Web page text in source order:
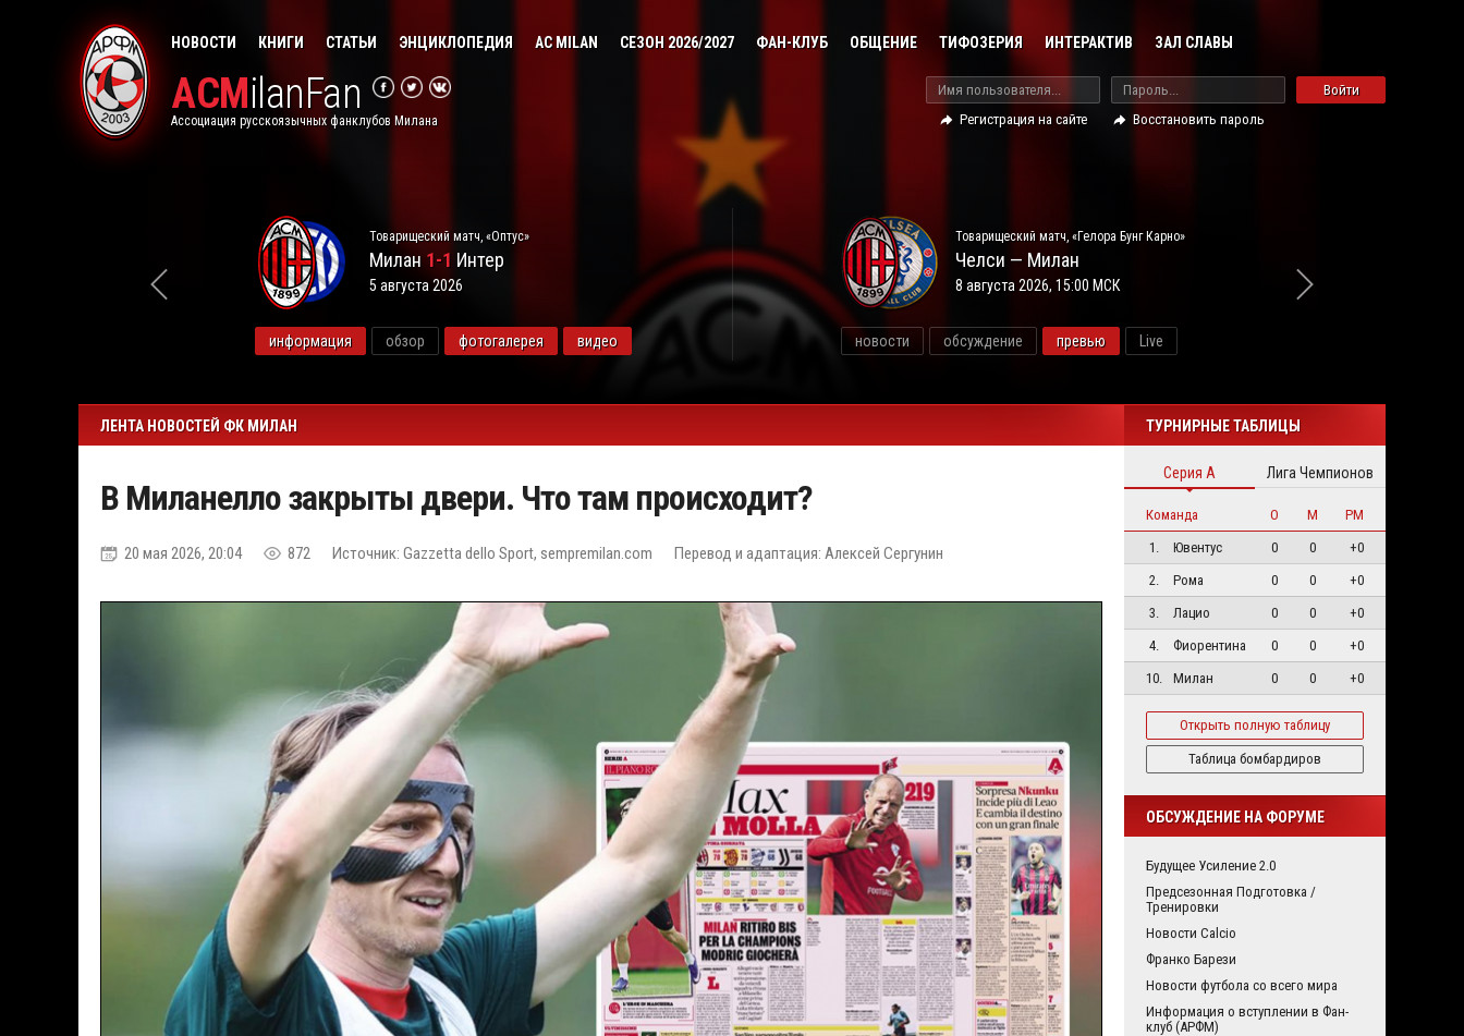
НОВОСТИ КНИГИ СТАТЬИ ЭНЦИКЛОПЕДИЯ AC MILAN СЕЗОН 2026/2027 ФАН-КЛУБ ОБЩЕНИЕ ТИФОЗЕРИЯ ИНТЕРАКТИВ ЗАЛ СЛАВЫ
ACMilanFan
Ассоциация русскоязычных фанклубов Милана
Войти
Регистрация на сайте
Восстановить пароль
Товарищеский матч, «Оптус»
Милан 1-1 Интер
5 августа 2026
информация обзор фотогалерея видео
Товарищеский матч, «Гелора Бунг Карно»
Челси — Милан
8 августа 2026, 15:00 МСК
новости обсуждение превью Live
ЛЕНТА НОВОСТЕЙ ФК МИЛАН
В Миланелло закрыты двери. Что там происходит?
20 мая 2026, 20:04 872 Источник: Gazzetta dello Sport, sempremilan.com Перевод и адаптация: Алексей Сергунин
ТУРНИРНЫЕ ТАБЛИЦЫ
Серия А Лига Чемпионов
Команда О М
РМ
1.
Ювентус 0 0
+0
2.
Рома 0 0
+0
3.
Лацио 0 0
+0
4.
Фиорентина 0 0
+0
10.
Милан 0 0 +0
Открыть полную таблицу
Таблица бомбардиров
ОБСУЖДЕНИЕ НА ФОРУМЕ
Будущее Усиление 2.0
Предсезонная Подготовка /
Тренировки
Новости Calcio
Франко Барези
Новости футбола со всего мира
Информация о вступлении в Фан-
клуб (АРФМ)